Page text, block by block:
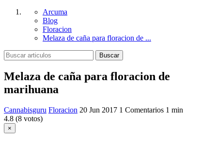
Arcuma
Blog
Floracion
Melaza de caña para floracion de ...
Melaza de caña para floracion de
marihuana
Cannabisguru Floracion 20 Jun 2017 1 Comentarios 1 min
4.8 (8 votos)
×